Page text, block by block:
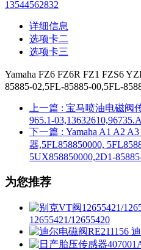
13544562832
详细信息
选项卡二
选项卡三
Yamaha FZ6 FZ6R FZ1 FZS6
85885-02,5FL-85885-00,5FL-
上一篇 : 宝马喷油电磁阀
965.1-03,13632610,96735.A
下一篇 : Yamaha A1 A2
器,5FL858850000,
5UX858850000,2D1-
为您推荐
12655421/12655420